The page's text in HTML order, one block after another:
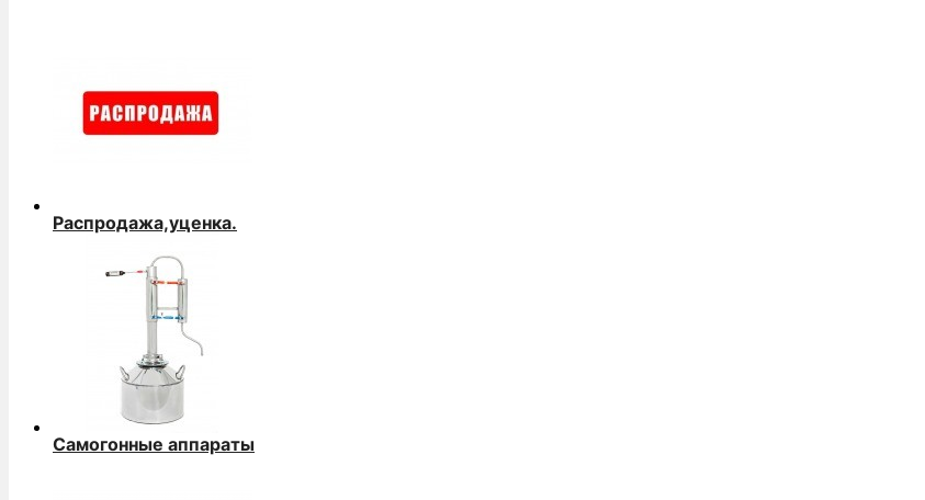
Распродажа,уценка.
Самогонные аппараты